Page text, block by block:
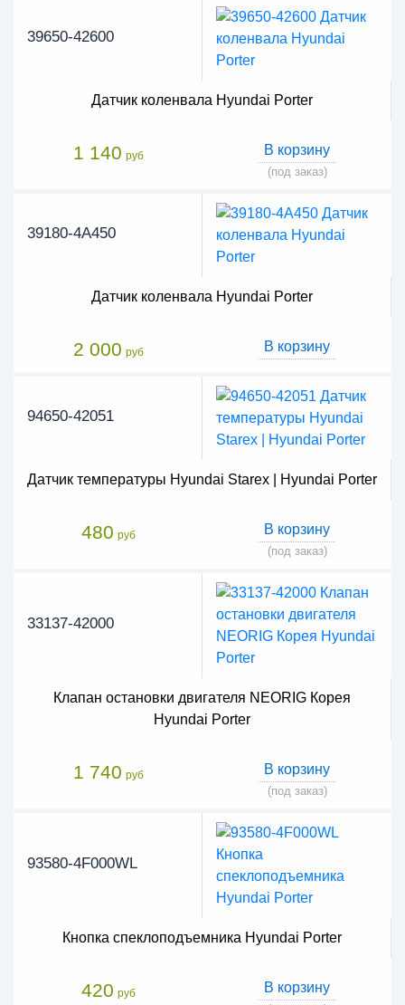
39650-42600
Датчик коленвала Hyundai Porter
1 140 руб В корзину
(под заказ)
39180-4A450
Датчик коленвала Hyundai Porter
2 000 руб В корзину
94650-42051
Датчик температуры Hyundai Starex | Hyundai Porter
480 руб В корзину
(под заказ)
33137-42000
Клапан остановки двигателя NEORIG Корея
Hyundai Porter
1 740 руб В корзину
(под заказ)
93580-4F000WL
Кнопка спеклоподъемника Hyundai Porter
420 руб В корзину